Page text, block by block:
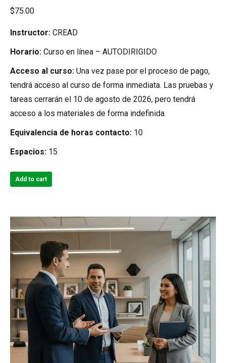
$75.00
Instructor: CREAD
Horario: Curso en línea – AUTODIRIGIDO
Acceso al curso: Una vez pase por el proceso de pago,
tendrá acceso al curso de forma inmediata. Las pruebas y
tareas cerrarán el 10 de agosto de 2026, pero tendrá
acceso a los materiales de forma indefinida.
Equivalencia de horas contacto: 10
Espacios: 15
Add to cart